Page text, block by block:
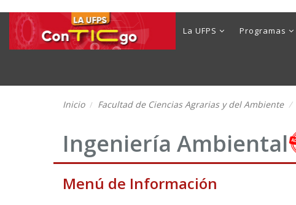
La UFPS Programas
Inicio Facultad de Ciencias Agrarias y del Ambiente
Ingeniería Ambiental
Menú de Información